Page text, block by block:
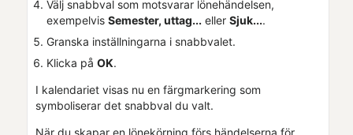
Välj snabbval som motsvarar lönehändelsen,
exempelvis Semester, uttag... eller Sjuk....
Granska inställningarna i snabbvalet.
Klicka på OK.
I kalendariet visas nu en färgmarkering som
symboliserar det snabbval du valt.
När du skapar en lönekörning förs händelserna för